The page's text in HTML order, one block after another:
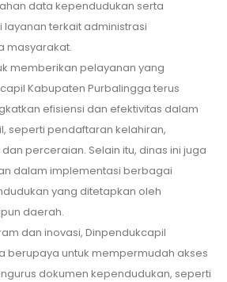
data kependudukan serta
terkait administrasi
masyarakat.
memberikan pelayanan yang
Kabupaten Purbalingga terus
efisiensi dan efektivitas dalam
seperti pendaftaran kelahiran,
perceraian. Selain itu, dinas ini juga
dalam implementasi berbagai
yang ditetapkan oleh
daerah.
dan inovasi, Dinpendukcapil
berupaya untuk mempermudah akses
dokumen kependudukan, seperti